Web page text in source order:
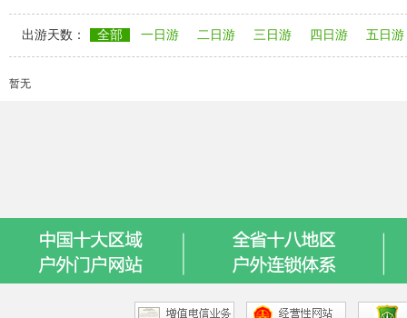
出游天数： 全部 一日游 二日游 三日游 四日游 五日游
暂无